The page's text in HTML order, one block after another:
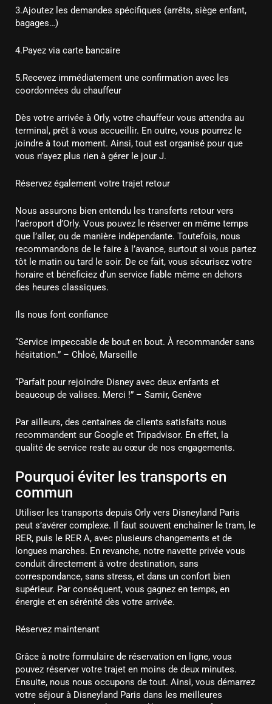
3.Ajoutez les demandes spécifiques (arrêts, siège enfant,
bagages…)
4.Payez via carte bancaire
5.Recevez immédiatement une confirmation avec les
coordonnées du chauffeur
Dès votre arrivée à Orly, votre chauffeur vous attendra au
terminal, prêt à vous accueillir. En outre, vous pourrez le
joindre à tout moment. Ainsi, tout est organisé pour que
vous n’ayez plus rien à gérer le jour J.
Réservez également votre trajet retour
Nous assurons bien entendu les transferts retour vers
l’aéroport d’Orly. Vous pouvez le réserver en même temps
que l’aller, ou de manière indépendante. Toutefois, nous
recommandons de le faire à l’avance, surtout si vous partez
tôt le matin ou tard le soir. De ce fait, vous sécurisez votre
horaire et bénéficiez d’un service fiable même en dehors
des heures classiques.
Ils nous font confiance
“Service impeccable de bout en bout. À recommander sans
hésitation.” – Chloé, Marseille
“Parfait pour rejoindre Disney avec deux enfants et
beaucoup de valises. Merci !” – Samir, Genève
Par ailleurs, des centaines de clients satisfaits nous
recommandent sur Google et Tripadvisor. En effet, la
qualité de service reste au cœur de nos engagements.
Pourquoi éviter les transports en
commun
Utiliser les transports depuis Orly vers Disneyland Paris
peut s’avérer complexe. Il faut souvent enchaîner le tram, le
RER, puis le RER A, avec plusieurs changements et de
longues marches. En revanche, notre navette privée vous
conduit directement à votre destination, sans
correspondance, sans stress, et dans un confort bien
supérieur. Par conséquent, vous gagnez en temps, en
énergie et en sérénité dès votre arrivée.
Réservez maintenant
Grâce à notre formulaire de réservation en ligne, vous
pouvez réserver votre trajet en moins de deux minutes.
Ensuite, nous nous occupons de tout. Ainsi, vous démarrez
votre séjour à Disneyland Paris dans les meilleures